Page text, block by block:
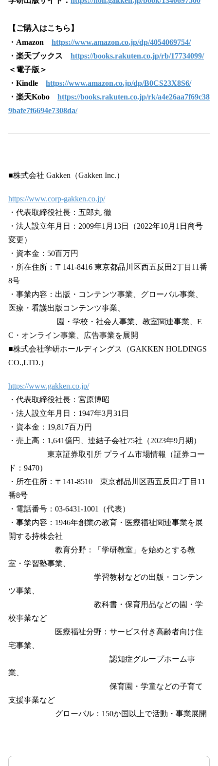
【ご購入はこちら】
・Amazon https://www.amazon.co.jp/dp/4054069754/
・楽天ブックス https://books.rakuten.co.jp/rb/17734099/
＜電子版＞
・Kindle https://www.amazon.co.jp/dp/B0CS23X8S6/
・楽天Kobo https://books.rakuten.co.jp/rk/a4e26aa7f69c38
9bafe7f6694e7308da/
■株式会社 Gakken（Gakken Inc.）
https://www.corp-gakken.co.jp/
・代表取締役社長：五郎丸 徹
・法人設立年月日：2009年1月13日（2022年10月1日商号
変更）
・資本金：50百万円
・所在住所：〒141-8416 東京都品川区西五反田2丁目11番
8号
・事業内容：出版・コンテンツ事業、グローバル事業、
医療・看護出版コンテンツ事業、
園・学校・社会人事業、教室関連事業、E
C・オンライン事業、広告事業を展開
■株式会社学研ホールディングス（GAKKEN HOLDINGS
CO.,LTD.）
https://www.gakken.co.jp/
・代表取締役社長：宮原博昭
・法人設立年月日：1947年3月31日
・資本金：19,817百万円
・売上高：1,641億円、連結子会社75社（2023年9月期）
東京証券取引所 プライム市場情報（証券コー
ド：9470）
・所在住所：〒141-8510 東京都品川区西五反田2丁目11
番8号
・電話番号：03-6431-1001（代表）
・事業内容：1946年創業の教育・医療福祉関連事業を展
開する持株会社
教育分野：「学研教室」を始めとする教
室・学習塾事業、
学習教材などの出版・コンテン
ツ事業、
教科書・保育用品などの園・学
校事業など
医療福祉分野：サービス付き高齢者向け住
宅事業、
認知症グループホーム事
業、
保育園・学童などの子育て
支援事業など
グローバル：150か国以上で活動・事業展開